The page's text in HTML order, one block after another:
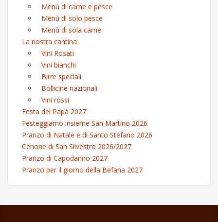
Menù di carne e pesce
Menù di solo pesce
Menù di sola carne
La nostra cantina
Vini Rosati
Vini bianchi
Birre speciali
Bollicine nazionali
Vini rossi
Festa del Papà 2027
Festeggiamo insieme San Martino 2026
Pranzo di Natale e di Santo Stefano 2026
Cenone di San Silvestro 2026/2027
Pranzo di Capodanno 2027
Pranzo per il giorno della Befana 2027